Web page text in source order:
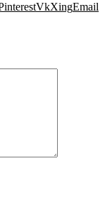
VkXingEmail